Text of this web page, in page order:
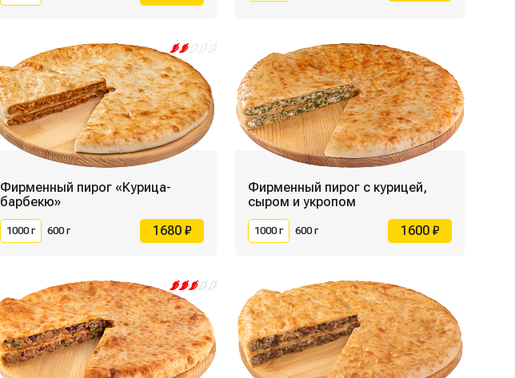
Фирменный пирог «Курица-
барбекю»
1000 г 600 г 1680 ₽
Фирменный пирог с курицей,
сыром и укропом
1000 г 600 г 1600 ₽